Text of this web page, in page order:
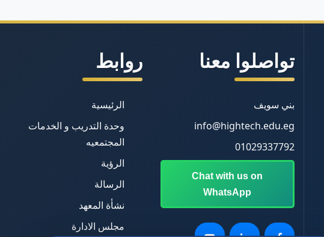
تواصلوا معنا
بني سويف
info@hightech.edu.eg
01029337792
Chat with us on
WhatsApp
روابط
الرئيسية
وحدة التدريب و الخدمات
المجتمعيه
الرؤية
الرسالة
نشأة المعهد
مجلس الادارة